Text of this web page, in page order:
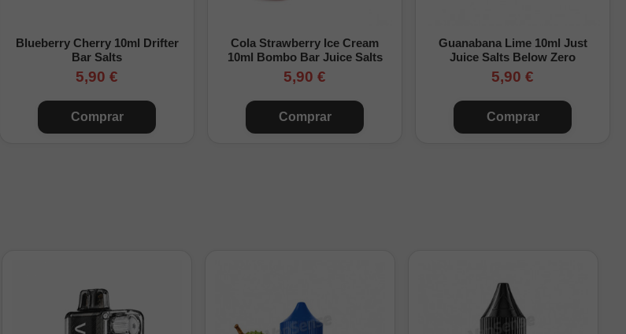
fugas y condensación.
la resistencia integrada llega al final de su vida útil.
Blueberry Cherry 10ml Drifter
Bar Salts
5,90 €
Comprar
Cola Strawberry Ice Cream
10ml Bombo Bar Juice Salts
5,90 €
Comprar
Guanabana Lime 10ml Just
Juice Salts Below Zero
5,90 €
Comprar